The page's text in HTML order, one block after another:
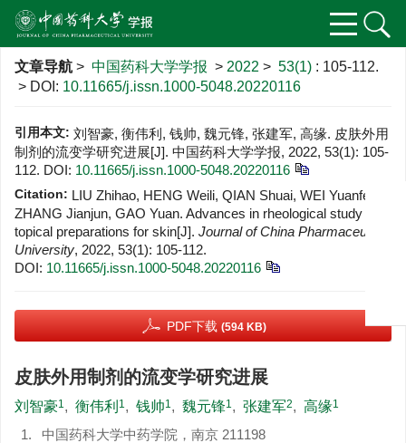
文章导航 > 中国药科大学学报 > 2022 > 53(1) : 105-112.
> DOI: 10.11665/j.issn.1000-5048.20220116
引用本文: 刘智豪, 衡伟利, 钱帅, 魏元锋, 张建军, 高缘. 皮肤外用
制剂的流变学研究进展[J]. 中国药科大学学报, 2022, 53(1): 105-
112. DOI: 10.11665/j.issn.1000-5048.20220116
Citation: LIU Zhihao, HENG Weili, QIAN Shuai, WEI Yuanfeng,
ZHANG Jianjun, GAO Yuan. Advances in rheological study of
topical preparations for skin[J]. Journal of China Pharmaceutical
University, 2022, 53(1): 105-112.
DOI: 10.11665/j.issn.1000-5048.20220116
PDF下载 (594 KB)
皮肤外用制剂的流变学研究进展
刘智豪1, 衡伟利 1, 钱帅1, 魏元锋1, 张建军2, 高缘1
1.
中国药科大学中药学院，南京 211198